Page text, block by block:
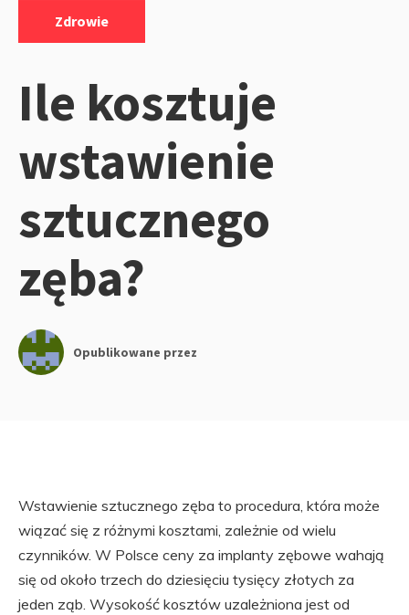
Zdrowie
Ile kosztuje
wstawienie
sztucznego
zęba?
Opublikowane przez
Wstawienie sztucznego zęba to procedura, która może
wiązać się z różnymi kosztami, zależnie od wielu
czynników. W Polsce ceny za implanty zębowe wahają
się od około trzech do dziesięciu tysięcy złotych za
jeden ząb. Wysokość kosztów uzależniona jest od